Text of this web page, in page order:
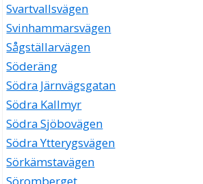
Svartvallsvägen
Svinhammarsvägen
Sågställarvägen
Söderäng
Södra Järnvägsgatan
Södra Kallmyr
Södra Sjöbovägen
Södra Ytterygsvägen
Sörkämstavägen